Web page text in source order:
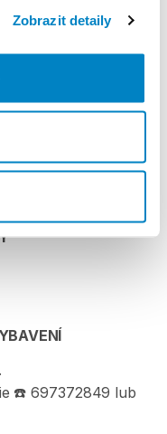
Zobrazit detaily
partnerská
její podmínky
☎️ 697372849 lub